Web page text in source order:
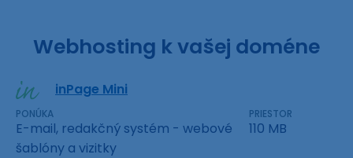
Webhosting k vašej doméne
inPage Mini
PONÚKA
E-mail, redakčný systém - webové
šablóny a vizitky
PRIESTOR
110 MB